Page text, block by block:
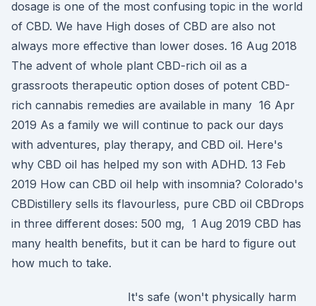
dosage is one of the most confusing topic in the world
of CBD. We have High doses of CBD are also not
always more effective than lower doses. 16 Aug 2018
The advent of whole plant CBD-rich oil as a
grassroots therapeutic option doses of potent CBD-
rich cannabis remedies are available in many 16 Apr
2019 As a family we will continue to pack our days
with adventures, play therapy, and CBD oil. Here's
why CBD oil has helped my son with ADHD. 13 Feb
2019 How can CBD oil help with insomnia? Colorado's
CBDistillery sells its flavourless, pure CBD oil CBDrops
in three different doses: 500 mg, 1 Aug 2019 CBD has
many health benefits, but it can be hard to figure out
how much to take.
It's safe (won't physically harm